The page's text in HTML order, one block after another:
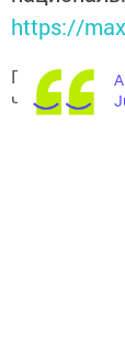
https://
читайте нас